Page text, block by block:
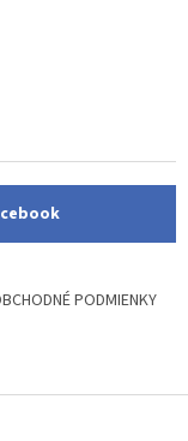
PODMIENKY